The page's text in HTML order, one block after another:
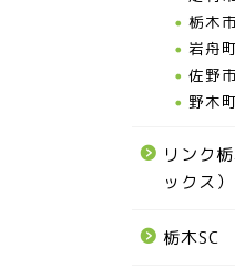
栃木市
岩舟町
佐野市
野木町
リンク
ックス）
栃木SC